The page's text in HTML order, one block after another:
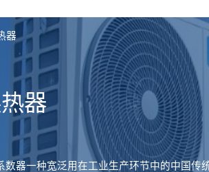
器
器
数器一种宽泛用在工业生产环节中的中国传